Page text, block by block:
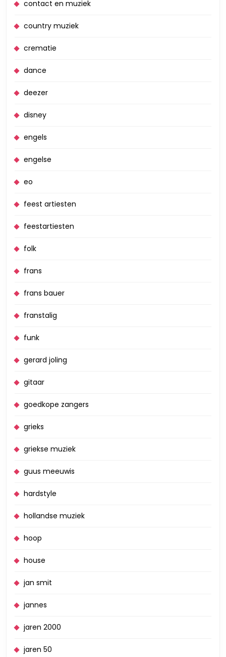
contact en muziek
country muziek
crematie
dance
deezer
disney
engels
engelse
eo
feest artiesten
feestartiesten
folk
frans
frans bauer
franstalig
funk
gerard joling
gitaar
goedkope zangers
grieks
griekse muziek
guus meeuwis
hardstyle
hollandse muziek
hoop
house
jan smit
jannes
jaren 2000
jaren 50